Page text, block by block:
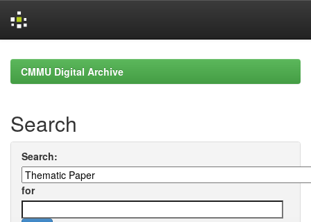
navigationCMMU Digital Archive
Search
Search:
for